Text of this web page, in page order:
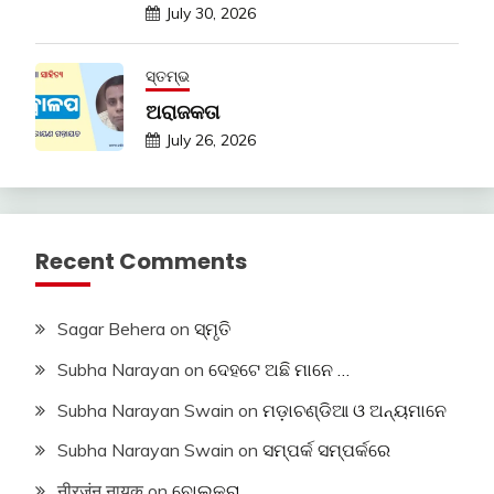
July 30, 2026
ସ୍ତମ୍ଭ
ଅରାଜକତା
July 26, 2026
Recent Comments
Sagar Behera on ସ୍ମୃତି
Subha Narayan on ଦେହଟେ ଅଛି ମାନେ …
Subha Narayan Swain on ମଡ଼ାଚଣ୍ଡିଆ ଓ ଅନ୍ୟମାନେ
Subha Narayan Swain on ସମ୍ପର୍କ ସମ୍ପର୍କରେ